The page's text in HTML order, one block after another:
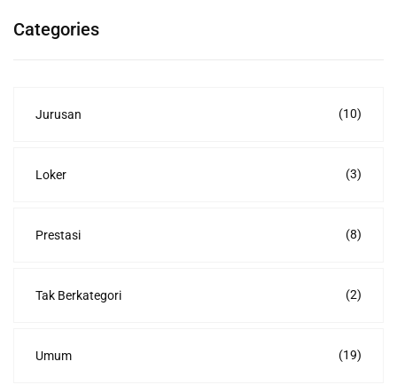
Categories
Jurusan (10)
Loker (3)
Prestasi (8)
Tak Berkategori (2)
Umum (19)